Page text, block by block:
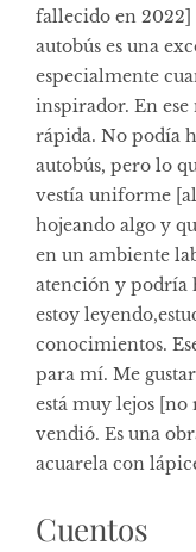
fallecido en 2022]
autobús es una
especialmente
inspirador. En
rápida. No podía
autobús, pero lo
vestía uniforme
hojeando algo y
en un ambiente
atención y podría
estoy
conocimientos.
para mí. Me
está muy lejos [no
vendió. Es una
acuarela con
Cuentos